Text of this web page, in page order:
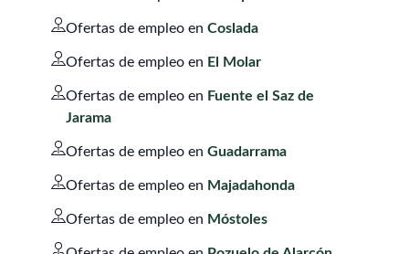
Ofertas de empleo en Coslada
Ofertas de empleo en El Molar
Ofertas de empleo en Fuente el Saz de
Jarama
Ofertas de empleo en Guadarrama
Ofertas de empleo en Majadahonda
Ofertas de empleo en Móstoles